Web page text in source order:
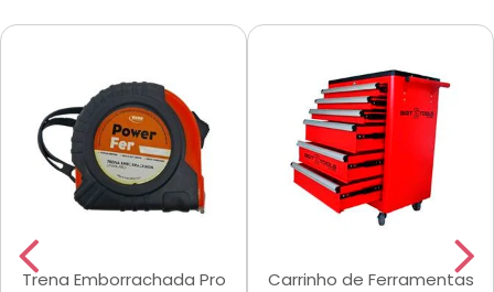
Trena Emborrachada Pro
Carrinho de Ferramentas